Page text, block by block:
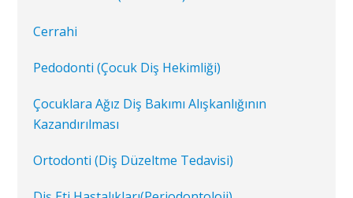
Cerrahi
Pedodonti (Çocuk Diş Hekimliği)
Çocuklara Ağız Diş Bakımı Alışkanlığının
Kazandırılması
Ortodonti (Diş Düzeltme Tedavisi)